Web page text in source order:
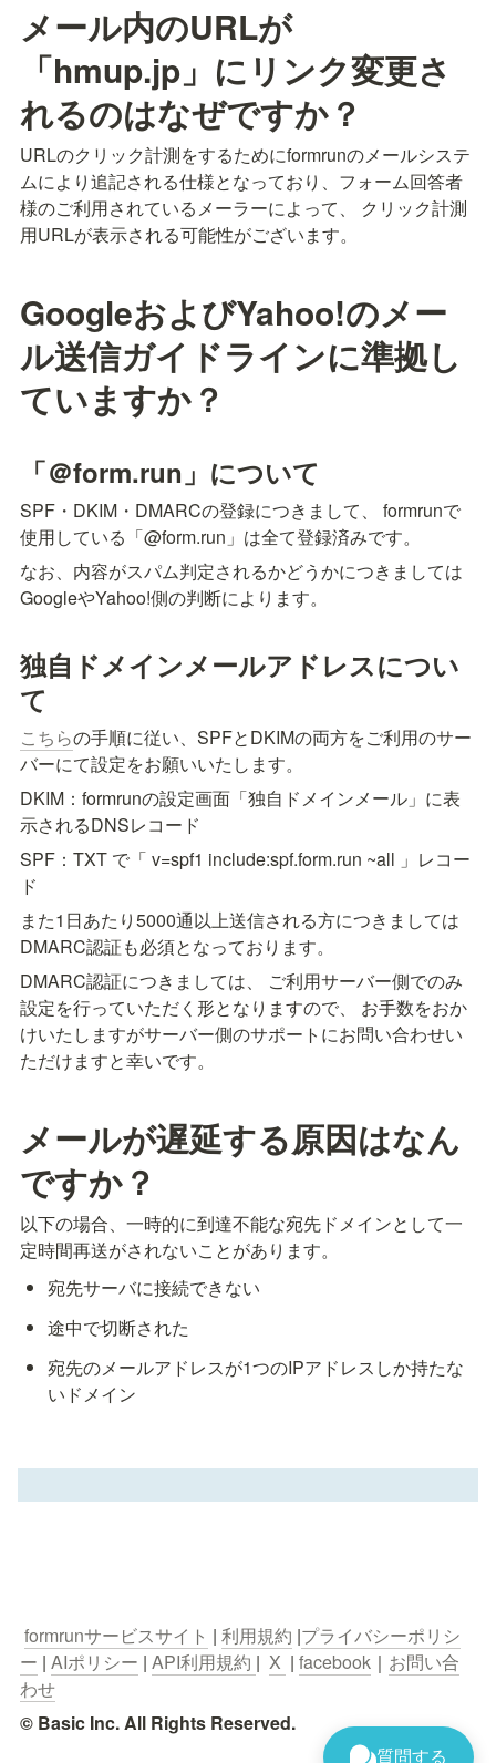
メール内のURLが
「hmup.jp」にリンク変更さ
れるのはなぜですか？
URLのクリック計測をするためにformrunのメールシステ
ムにより追記される仕様となっており、フォーム回答者
様のご利用されているメーラーによって、 クリック計測
用URLが表示される可能性がございます。
GoogleおよびYahoo!のメー
ル送信ガイドラインに準拠し
ていますか？
「＠form.run」について
SPF・DKIM・DMARCの登録につきまして、 formrunで
使用している「@form.run」は全て登録済みです。
なお、内容がスパム判定されるかどうかにつきましては
GoogleやYahoo!側の判断によります。
独自ドメインメールアドレスについ
て
こちらの手順に従い、SPFとDKIMの両方をご利用のサー
バーにて設定をお願いいたします。
DKIM：formrunの設定画面「独自ドメインメール」に表
示されるDNSレコード
SPF：TXT で「 v=spf1 include:spf.form.run ~all 」レコー
ド
また1日あたり5000通以上送信される方につきましては
DMARC認証も必須となっております。
DMARC認証につきましては、 ご利用サーバー側でのみ
設定を行っていただく形となりますので、 お手数をおか
けいたしますがサーバー側のサポートにお問い合わせい
ただけますと幸いです。
メールが遅延する原因はなん
ですか？
以下の場合、一時的に到達不能な宛先ドメインとして一
定時間再送がされないことがあります。
宛先サーバに接続できない
途中で切断された
宛先のメールアドレスが1つのIPアドレスしか持たな
いドメイン
formrunサービスサイト | 利用規約 |プライバシーポリシ
ー | AIポリシー | API利用規約 | X | facebook ｜ お問い合
わせ
© Basic Inc. All Rights Reserved.